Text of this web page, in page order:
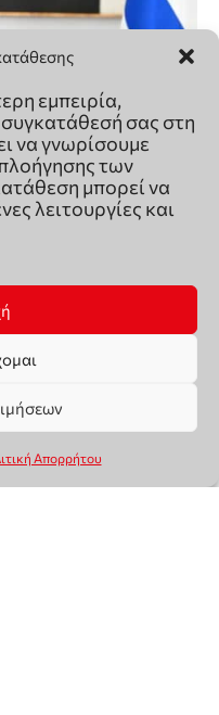
εμπειρία,
σας στη
να γνωρίσουμε
των
μπορεί να
λειτουργίες και
Απορρήτου